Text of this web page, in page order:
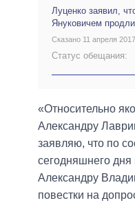
Луценко заявил,
Януковичем
Сказано 11 апреля 2017
Статус обещания:
«Относительно
Александру
заявляю, что по
сегодняшнего дня
Александру
повестки на